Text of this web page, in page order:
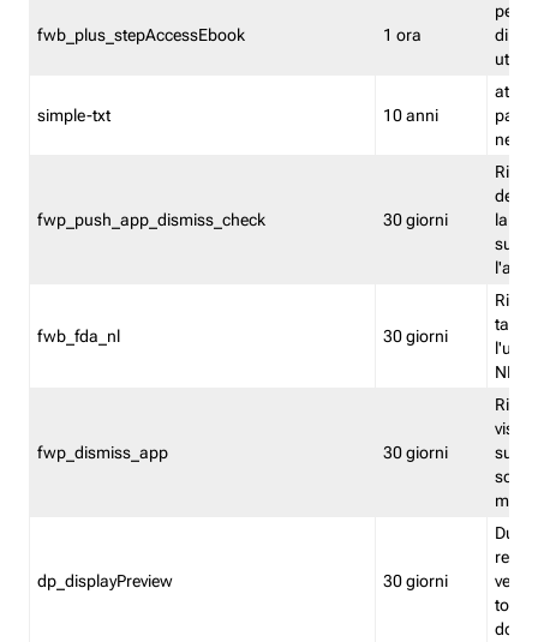
fwb_plus_stepAccessEbook 1 ora
di un
simple-txt 10 anni
attiva
fwp_push_app_dismiss_check 30 giorni
la
fwb_fda_nl 30 giorni
NL
fwp_dismiss_app 30 giorni
visto
dp_displayPreview 30 giorni
torna
dopo